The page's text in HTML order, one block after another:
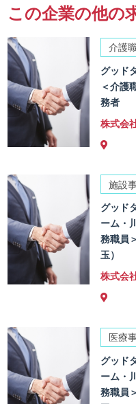
この企業の他の
介護
グッド
＜介護
務者
株式会
施設
グッド
ーム・
務職員
玉）
株式会
医療
グッド
ーム・
務職員